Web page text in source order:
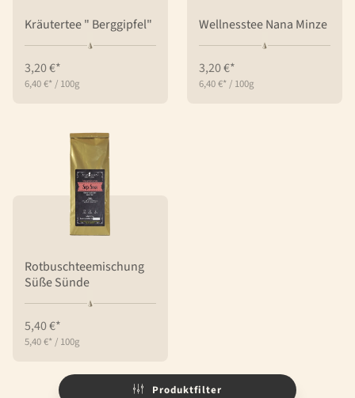
Kräutertee " Berggipfel"
3,20 €*
6,40 €*/ 100g
Wellnesstee Nana Minze
3,20 €*
6,40 €*/ 100g
Rotbuschteemischung
Süße Sünde
5,40 €*
5,40 €*/ 100g
Produktfilter